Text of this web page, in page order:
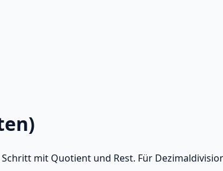
mit Quotient und Rest. Für